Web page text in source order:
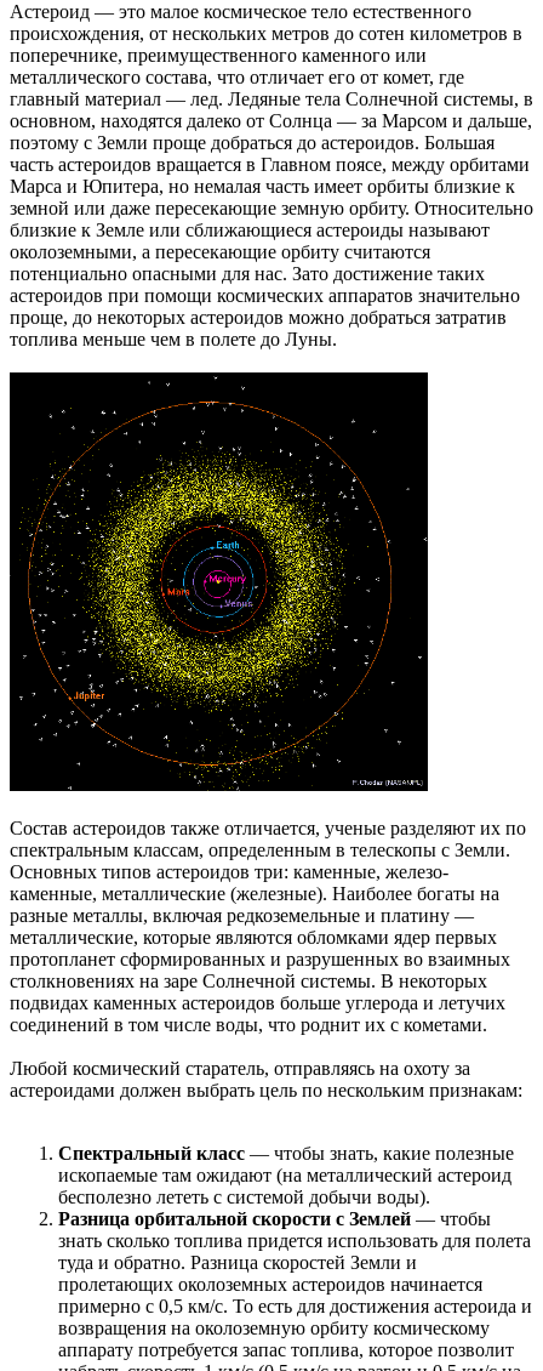
Астероид — это малое космическое тело естественного
происхождения, от нескольких метров до сотен километров в
поперечнике, преимущественного каменного или
металлического состава, что отличает его от комет, где
главный материал — лед. Ледяные тела Солнечной системы, в
основном, находятся далеко от Солнца — за Марсом и дальше,
поэтому с Земли проще добраться до астероидов. Большая
часть астероидов вращается в Главном поясе, между орбитами
Марса и Юпитера, но немалая часть имеет орбиты близкие к
земной или даже пересекающие земную орбиту. Относительно
близкие к Земле или сближающиеся астероиды называют
околоземными, а пересекающие орбиту считаются
потенциально опасными для нас. Зато достижение таких
астероидов при помощи космических аппаратов значительно
проще, до некоторых астероидов можно добраться затратив
топлива меньше чем в полете до Луны.
Состав астероидов также отличается, ученые разделяют их по
спектральным классам, определенным в телескопы с Земли.
Основных типов астероидов три: каменные, железо-
каменные, металлические (железные). Наиболее богаты на
разные металлы, включая редкоземельные и платину —
металлические, которые являются обломками ядер первых
протопланет сформированных и разрушенных во взаимных
столкновениях на заре Солнечной системы. В некоторых
подвидах каменных астероидов больше углерода и летучих
соединений в том числе воды, что роднит их с кометами.
Любой космический старатель, отправляясь на охоту за
астероидами должен выбрать цель по нескольким признакам:
Спектральный класс — чтобы знать, какие полезные
ископаемые там ожидают (на металлический астероид
бесполезно лететь с системой добычи воды).
Разница орбитальной скорости с Землей — чтобы
знать сколько топлива придется использовать для полета
туда и обратно. Разница скоростей Земли и
пролетающих околоземных астероидов начинается
примерно с 0,5 км/с. То есть для достижения астероида и
возвращения на околоземную орбиту космическому
аппарату потребуется запас топлива, которое позволит